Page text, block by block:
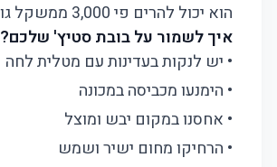
הוא יכול להרים פי 3,000 ממשקל גופו
איך לשמור על בובת סטיץ' שלכם?
• יש לנקות בעדינות עם מטלית לחה
• הימנעו מכביסה במכונה
• אחסנו במקום יבש ומוצל
• הרחיקו מחום ישיר ושמש